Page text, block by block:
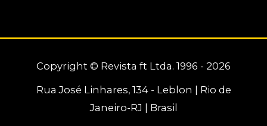
Copyright © Revista ft Ltda. 1996 - 2026
Rua José Linhares, 134 - Leblon | Rio de
Janeiro-RJ | Brasil